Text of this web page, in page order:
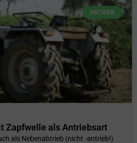
ANTRIEB
Zapfwelle als Antriebsart
als Nebenabtrieb (nicht -antrieb!)